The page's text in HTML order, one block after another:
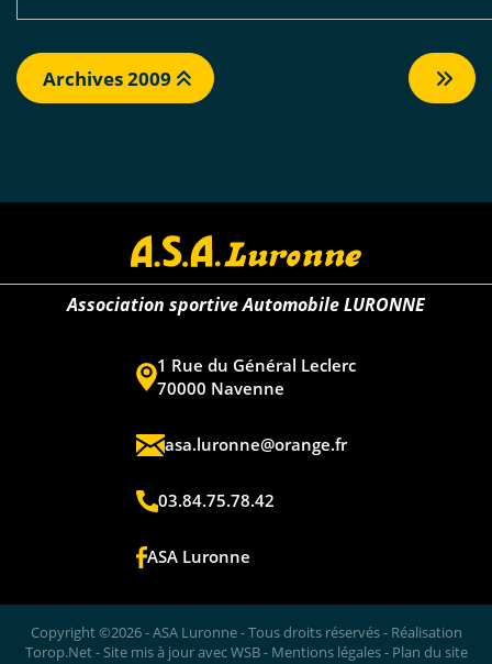
Archives 2009
Association sportive Automobile LURONNE
1 Rue du Général Leclerc
70000 Navenne
asa.luronne@orange.fr
03.84.75.78.42
ASA Luronne
Copyright ©2026 - ASA Luronne - Tous droits réservés - Réalisation
Torop.Net- Site mis à jour avecWSB- Mentions légales- Plan du site